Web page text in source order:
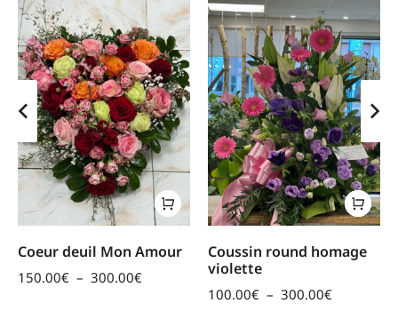
Coeur deuil Mon Amour
150.00€ – 300.00€
Coussin round homage
violette
100.00€ – 300.00€